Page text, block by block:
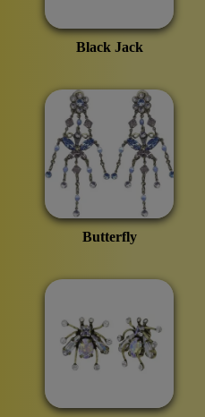
Black Jack
Butterfly